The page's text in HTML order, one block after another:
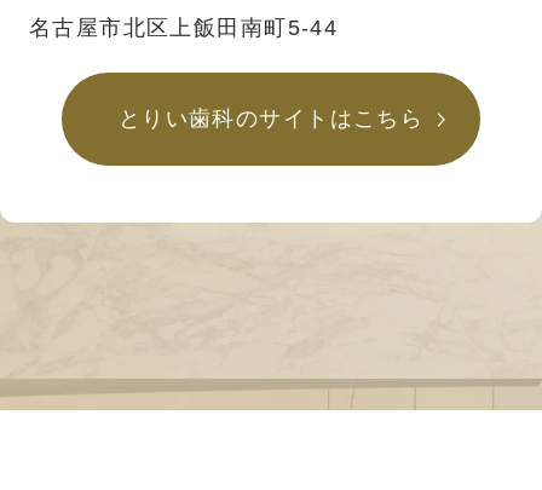
名古屋市北区上飯田南町5-44
とりい歯科のサイトはこちら